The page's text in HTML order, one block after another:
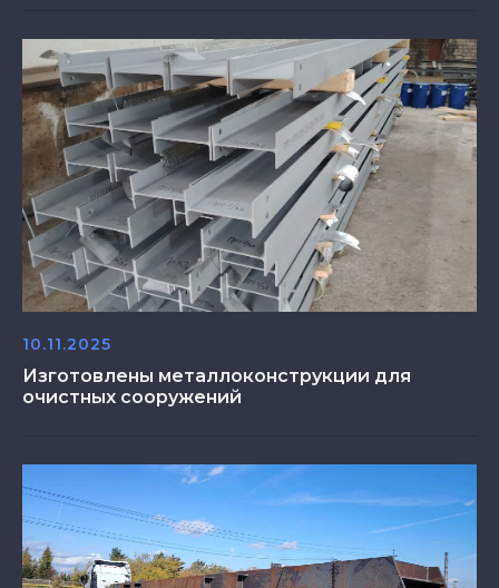
10.11.2025
Изготовлены металлоконструкции для
очистных сооружений